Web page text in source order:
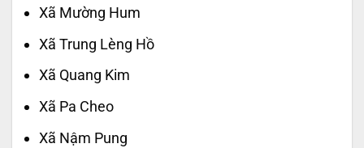
Xã Mường Hum
Xã Trung Lèng Hồ
Xã Quang Kim
Xã Pa Cheo
Xã Nậm Pung